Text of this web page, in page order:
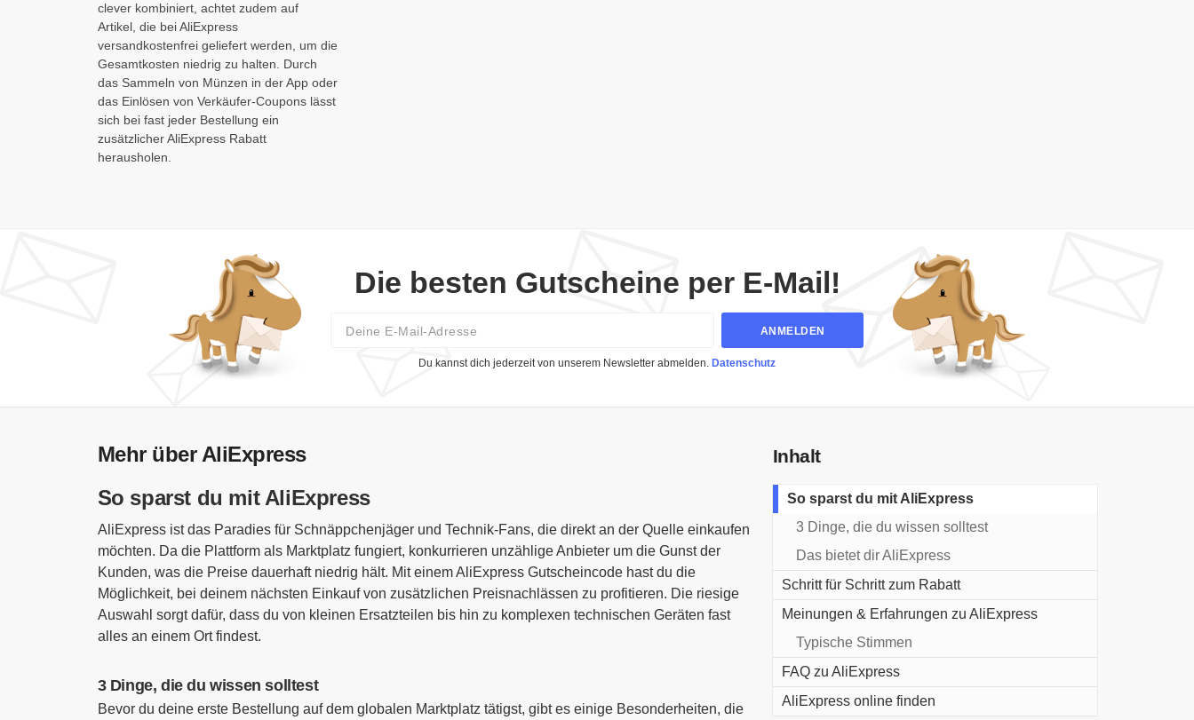
clever kombiniert, achtet zudem auf
Artikel, die bei AliExpress
versandkostenfrei geliefert werden, um die
Gesamtkosten niedrig zu halten. Durch
das Sammeln von Münzen in der App oder
das Einlösen von Verkäufer-Coupons lässt
sich bei fast jeder Bestellung ein
zusätzlicher AliExpress Rabatt
herausholen.
Die besten Gutscheine per E-Mail!
ANMELDEN
Du kannst dich jederzeit von unserem Newsletter abmelden. Datenschutz
Inhalt
So sparst du mit AliExpress
3 Dinge, die du wissen solltest
Das bietet dir AliExpress
Schritt für Schritt zum Rabatt
Meinungen & Erfahrungen zu AliExpress
Typische Stimmen
FAQ zu AliExpress
AliExpress online finden
Mehr über AliExpress
So sparst du mit AliExpress
AliExpress ist das Paradies für Schnäppchenjäger und Technik-Fans, die direkt an der Quelle einkaufen
möchten. Da die Plattform als Marktplatz fungiert, konkurrieren unzählige Anbieter um die Gunst der
Kunden, was die Preise dauerhaft niedrig hält. Mit einem AliExpress Gutscheincode hast du die
Möglichkeit, bei deinem nächsten Einkauf von zusätzlichen Preisnachlässen zu profitieren. Die riesige
Auswahl sorgt dafür, dass du von kleinen Ersatzteilen bis hin zu komplexen technischen Geräten fast
alles an einem Ort findest.
3 Dinge, die du wissen solltest
Bevor du deine erste Bestellung auf dem globalen Marktplatz tätigst, gibt es einige Besonderheiten, die